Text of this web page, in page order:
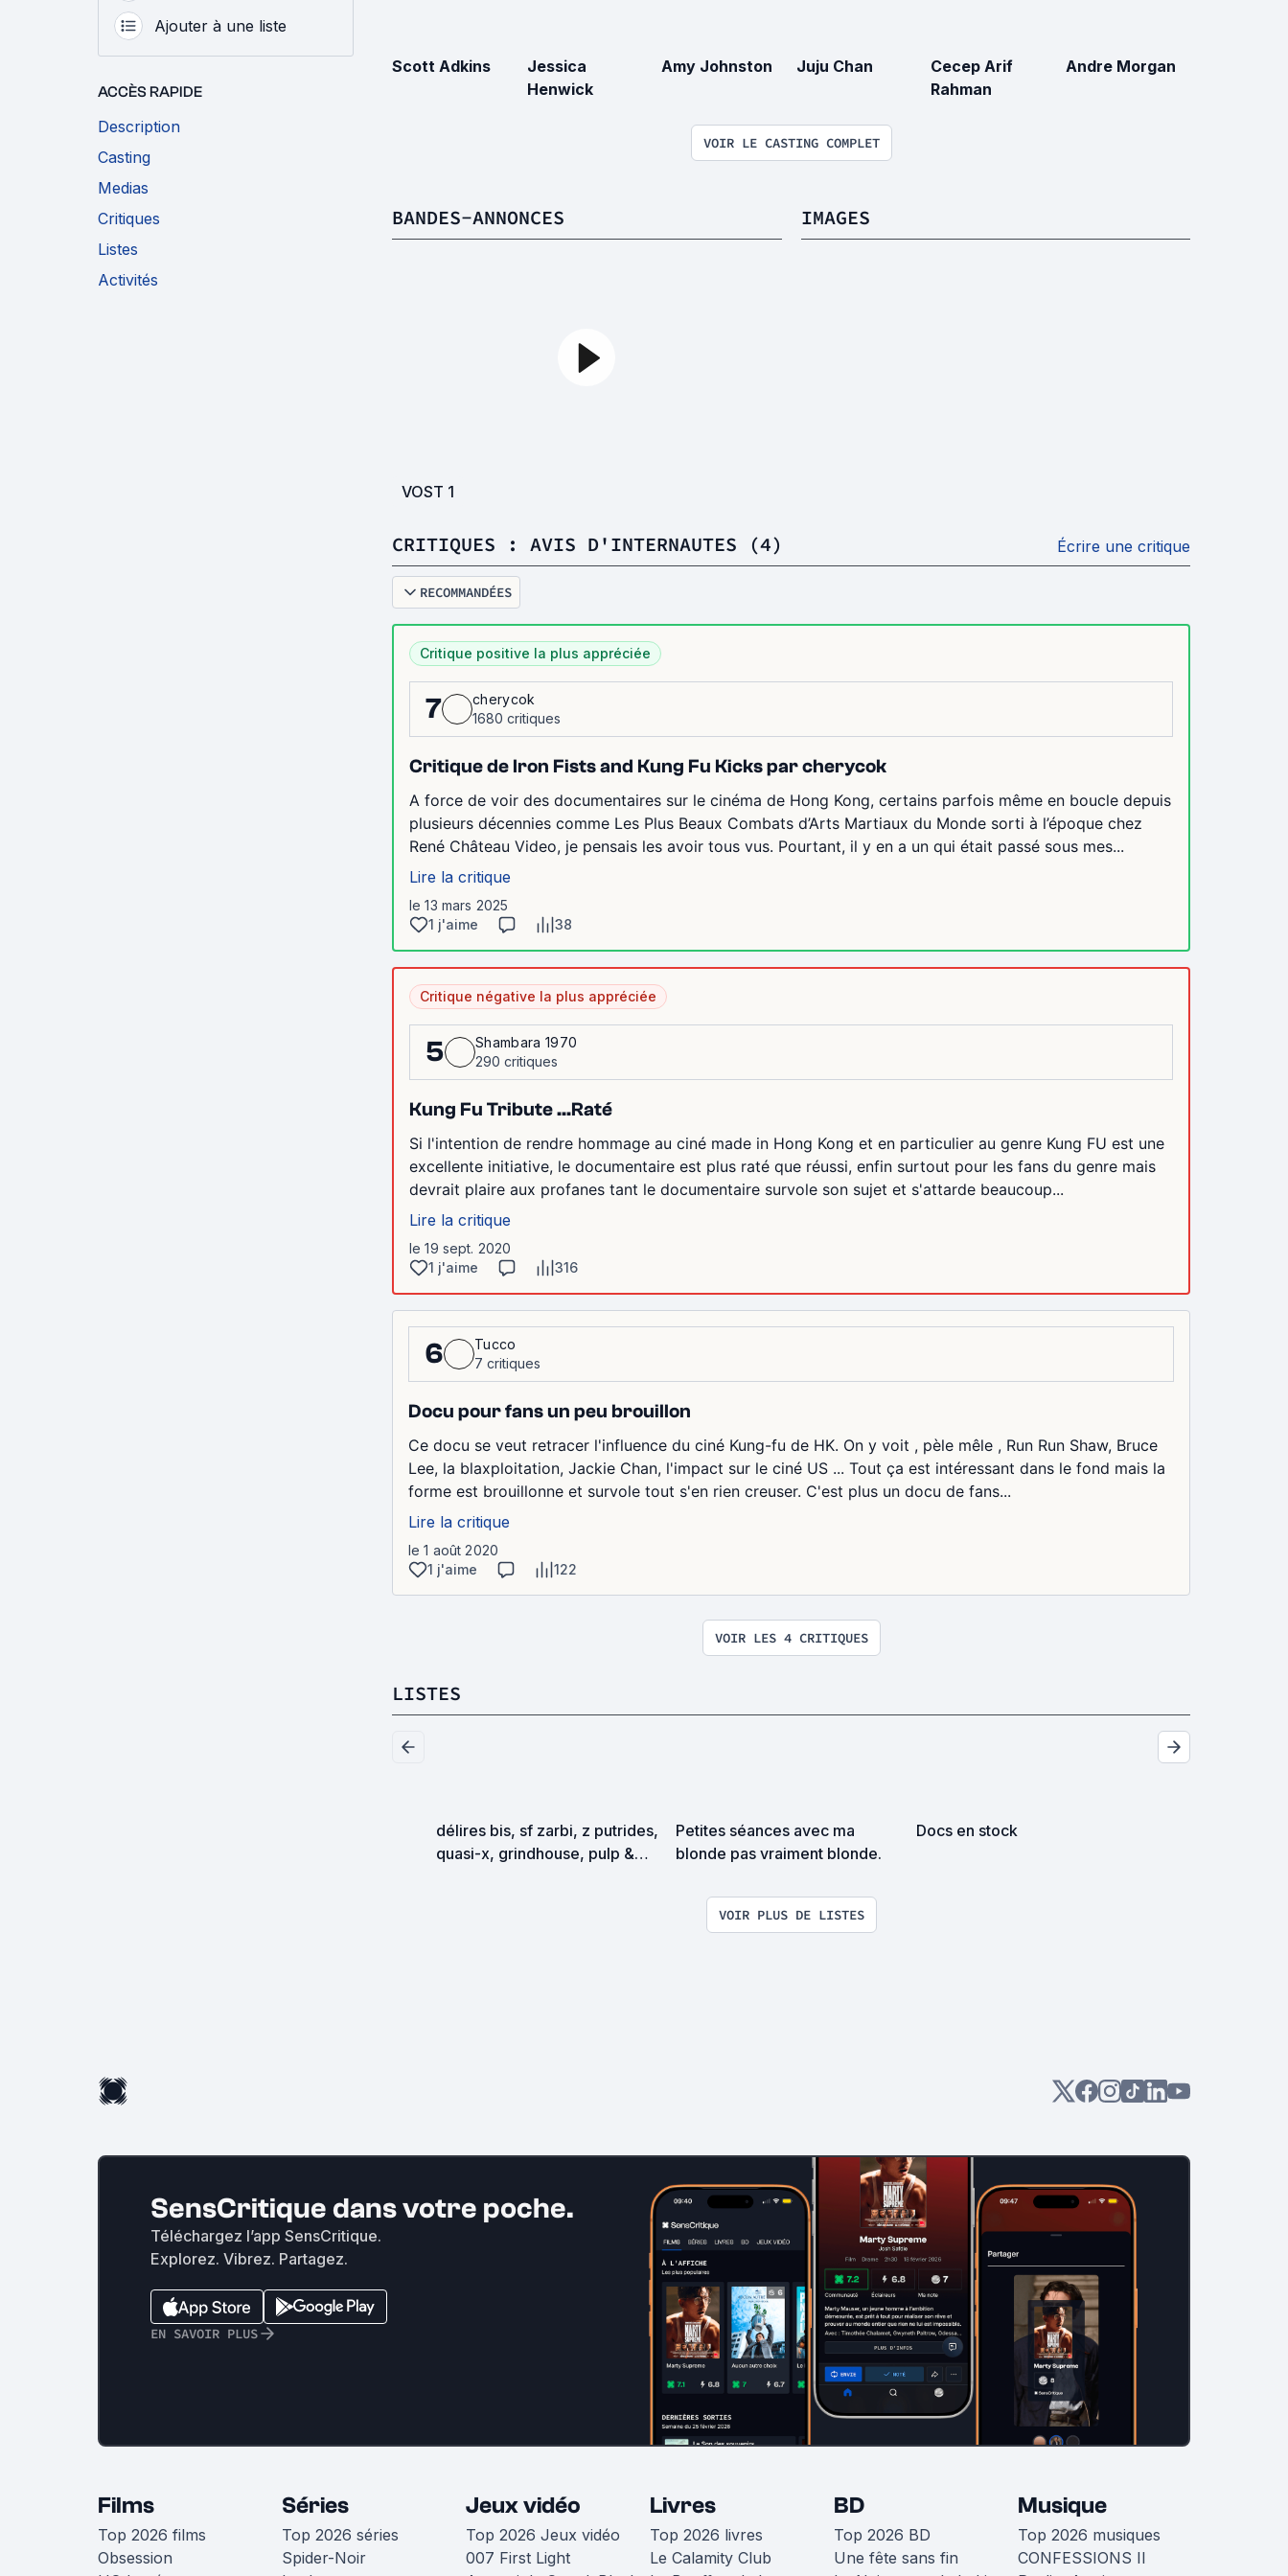
Ajouter à une liste
ACCÈS RAPIDE
Description
Casting
Medias
Critiques
Listes
Activités
Scott Adkins
Jessica
Henwick
Amy Johnston Juju Chan
Cecep Arif
Rahman
Andre Morgan
VOIR LE CASTING COMPLET
BANDES-ANNONCES
VOST 1
IMAGES
CRITIQUES : AVIS D'INTERNAUTES (4) Écrire une critique
RECOMMANDÉES
Critique positive la plus appréciée
7
cherycok
1680 critiques
Critique de Iron Fists and Kung Fu Kicks par cherycok
A force de voir des documentaires sur le cinéma de Hong Kong, certains parfois même en boucle depuis
plusieurs décennies comme Les Plus Beaux Combats d’Arts Martiaux du Monde sorti à l’époque chez
René Château Video, je pensais les avoir tous vus. Pourtant, il y en a un qui était passé sous mes...
Lire la critique
le 13 mars 2025
1 j'aime
38
Critique négative la plus appréciée
5
Shambara 1970
290 critiques
Kung Fu Tribute ...Raté
Si l'intention de rendre hommage au ciné made in Hong Kong et en particulier au genre Kung FU est une
excellente initiative, le documentaire est plus raté que réussi, enfin surtout pour les fans du genre mais
devrait plaire aux profanes tant le documentaire survole son sujet et s'attarde beaucoup...
Lire la critique
le 19 sept. 2020
1 j'aime
316
6
Tucco
7 critiques
Docu pour fans un peu brouillon
Ce docu se veut retracer l'influence du ciné Kung-fu de HK. On y voit , pèle mêle , Run Run Shaw, Bruce
Lee, la blaxploitation, Jackie Chan, l'impact sur le ciné US ... Tout ça est intéressant dans le fond mais la
forme est brouillonne et survole tout s'en rien creuser. C'est plus un docu de fans...
Lire la critique
le 1 août 2020
1 j'aime
122
VOIR LES 4 CRITIQUES
LISTES
délires bis, sf zarbi, z putrides,
quasi-x, grindhouse, pulp &
Petites séances avec ma
blonde pas vraiment blonde.
Docs en stock
VOIR PLUS DE LISTES
SensCritique dans votre poche.
Téléchargez l’app SensCritique.
Explorez. Vibrez. Partagez.
EN SAVOIR PLUS
Films
Top 2026 films
Obsession
Séries
Top 2026 séries
Spider-Noir
Jeux vidéo
Top 2026 Jeux vidéo
007 First Light
Livres
Top 2026 livres
Le Calamity Club
BD
Top 2026 BD
Une fête sans fin
Musique
Top 2026 musiques
CONFESSIONS II